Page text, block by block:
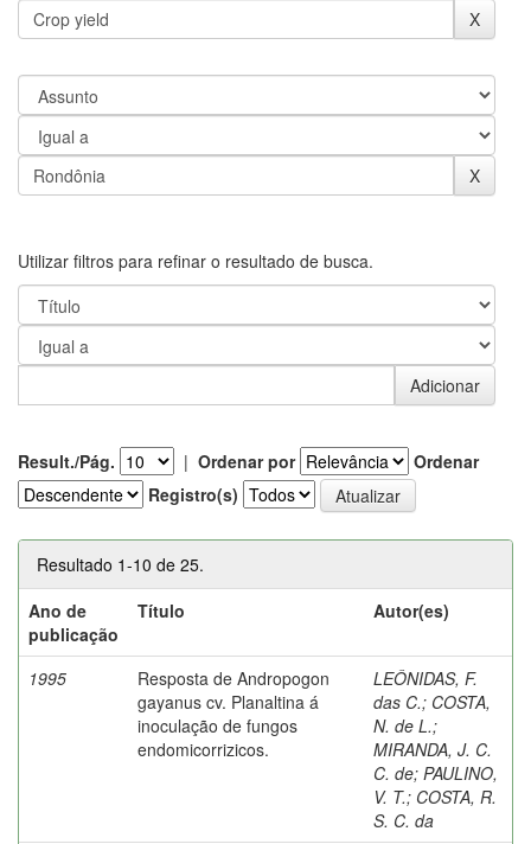
Utilizar filtros para refinar o resultado de busca.
Result./Pág. | Ordenar por
Ordenar
Registro(s)
Resultado 1-10 de 25.
Ano de
publicação
Título Autor(es)
1995
Resposta de Andropogon
gayanus cv. Planaltina á
inoculação de fungos
endomicorrizicos.
LEÔNIDAS, F.
das C.; COSTA,
N. de L.;
MIRANDA, J. C.
C. de; PAULINO,
V. T.; COSTA, R.
S. C. da